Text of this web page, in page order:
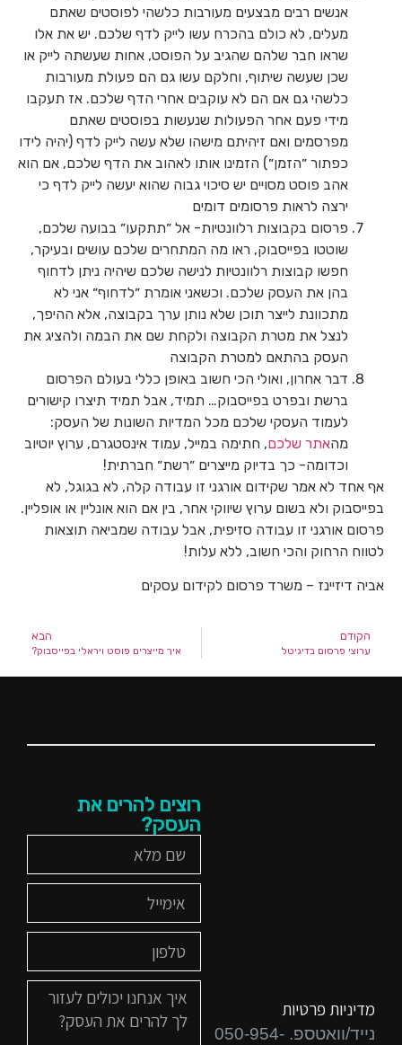
אנשים רבים מבצעים מעורבות כלשהי לפוסטים שאתם
מעלים, לא כולם בהכרח עשו לייק לדף שלכם. יש את אלו
שראו חבר שלהם שהגיב על הפוסט, אחות שעשתה לייק או
שכן שעשה שיתוף, וחלקם עשו גם הם פעולת מעורבות
כלשהי גם אם הם לא עוקבים אחרי הדף שלכם. אז תעקבו
מידי פעם אחר הפעולות שנעשות בפוסטים שאתם
מפרסמים ואם זיהיתם מישהו שלא עשה לייק לדף (יהיה לידו
כפתור ״הזמן״) הזמינו אותו לאהוב את הדף שלכם, אם הוא
אהב פוסט מסויים יש סיכוי גבוה שהוא יעשה לייק לדף כי
ירצה לראות פרסומים דומים
פרסום בקבוצות רלוונטיות- אל ״תתקעו״ בבועה שלכם,
שוטטו בפייסבוק, ראו מה המתחרים שלכם עושים ובעיקר,
חפשו קבוצות רלוונטיות לנישה שלכם שיהיה ניתן לדחוף
בהן את העסק שלכם. וכשאני אומרת ״לדחוף״ אני לא
מתכוונת לייצר תוכן שלא נותן ערך בקבוצה, אלא ההיפך,
לנצל את מטרת הקבוצה ולקחת שם את הבמה ולהציג את
העסק בהתאם למטרת הקבוצה
דבר אחרון, ואולי הכי חשוב באופן כללי בעולם הפרסום
ברשת ובפרט בפייסבוק… תמיד, אבל תמיד תיצרו קישורים
לעמוד העסקי שלכם מכל המדיות השונות של העסק:
מהאתר שלכם, חתימה במייל, עמוד אינסטגרם, ערוץ יוטיוב
וכדומה- כך בדיוק מייצרים ״רשת״ חברתית!
אף אחד לא אמר שקידום אורגני זו עבודה קלה, לא בגוגל, לא
בפייסבוק ולא בשום ערוץ שיווקי אחר, בין אם הוא אונליין או אופליין.
פרסום אורגני זו עבודה סזיפית, אבל עבודה שמביאה תוצאות
לטווח הרחוק והכי חשוב, ללא עלות!
אביה דיזיינז – משרד פרסום לקידום עסקים
הקודם
ערוצי פרסום בדיגיטל
הבא
איך מייצרים פוסט ויראלי בפייסבוק?
מדיניות פרטיות
נייד/וואטספ. 050-954-
רוצים להרים את
העסק?